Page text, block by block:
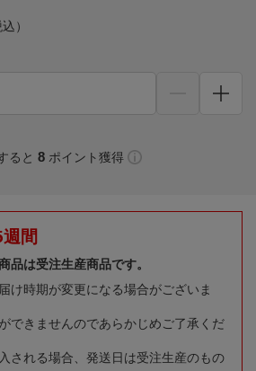
込）
ると 8 ポイント獲得
間
品は受注生産商品です。
け時期が変更になる場合がございま
できませんのであらかじめご了承くだ
される場合、発送日は受注生産のもの